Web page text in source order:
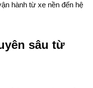
hành từ xe nền đến hệ
sâu từ